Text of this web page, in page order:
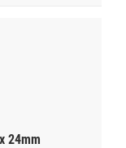
24mm